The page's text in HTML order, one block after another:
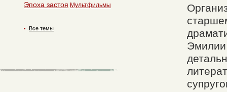
Эмилии
Эпоха застоя Мультфильмы
Все темы